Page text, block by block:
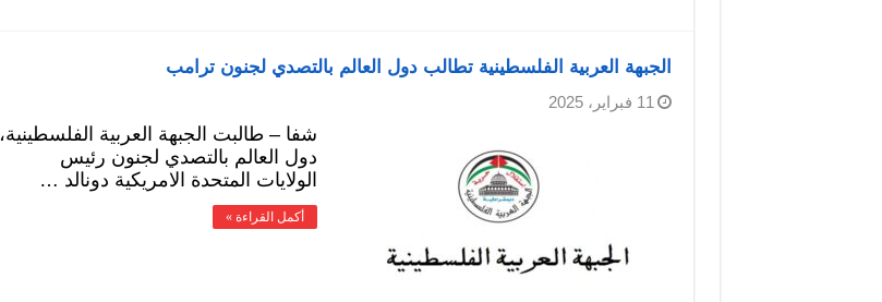
الجبهة العربية الفلسطينية تطالب دول العالم بالتصدي لجنون ترامب
11 فبراير، 2025
شفا – طالبت الجبهة العربية الفلسطينية،
دول العالم بالتصدي لجنون رئيس
الولايات المتحدة الامريكية دونالد …
أكمل القراءة »